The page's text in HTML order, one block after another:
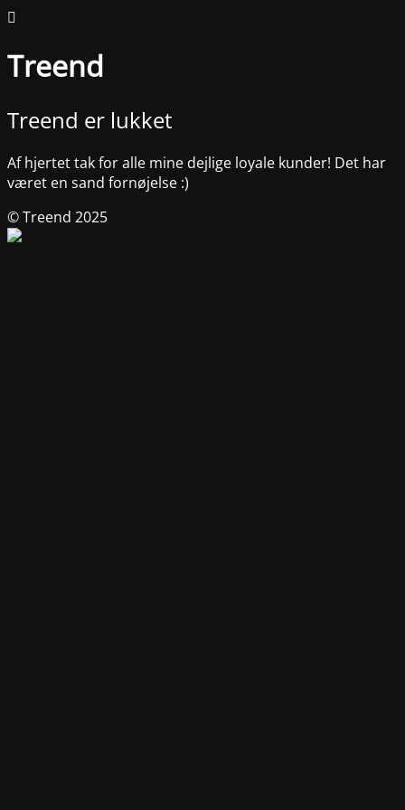
Treend
Treend er lukket
Af hjertet tak for alle mine dejlige loyale kunder! Det har
været en sand fornøjelse :)
© Treend 2025